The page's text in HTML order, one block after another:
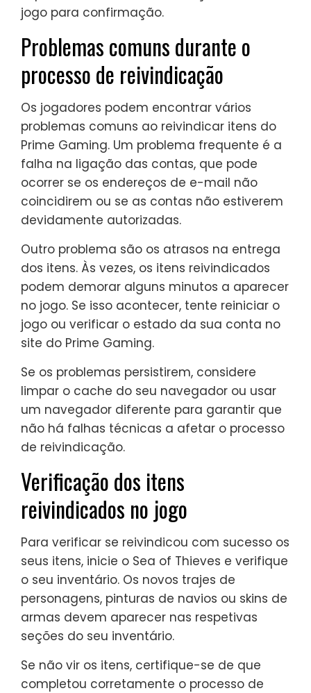
jogo para confirmação.
Problemas comuns durante o
processo de reivindicação
Os jogadores podem encontrar vários
problemas comuns ao reivindicar itens do
Prime Gaming. Um problema frequente é a
falha na ligação das contas, que pode
ocorrer se os endereços de e-mail não
coincidirem ou se as contas não estiverem
devidamente autorizadas.
Outro problema são os atrasos na entrega
dos itens. Às vezes, os itens reivindicados
podem demorar alguns minutos a aparecer
no jogo. Se isso acontecer, tente reiniciar o
jogo ou verificar o estado da sua conta no
site do Prime Gaming.
Se os problemas persistirem, considere
limpar o cache do seu navegador ou usar
um navegador diferente para garantir que
não há falhas técnicas a afetar o processo
de reivindicação.
Verificação dos itens
reivindicados no jogo
Para verificar se reivindicou com sucesso os
seus itens, inicie o Sea of Thieves e verifique
o seu inventário. Os novos trajes de
personagens, pinturas de navios ou skins de
armas devem aparecer nas respetivas
seções do seu inventário.
Se não vir os itens, certifique-se de que
completou corretamente o processo de